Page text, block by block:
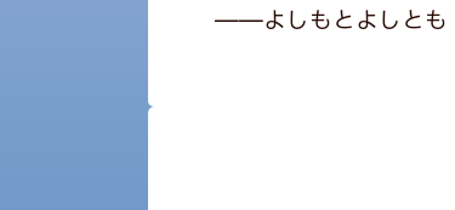
——よしもとよしとも